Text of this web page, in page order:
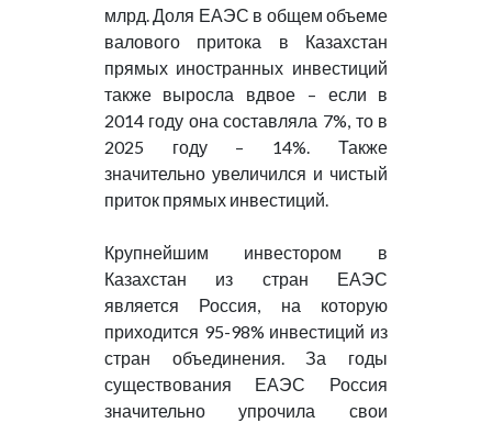
млрд. Доля ЕАЭС в общем объеме
валового притока в Казахстан
прямых иностранных инвестиций
также выросла вдвое – если в
2014 году она составляла 7%, то в
2025 году – 14%. Также
значительно увеличился и чистый
приток прямых инвестиций.
Крупнейшим инвестором в
Казахстан из стран ЕАЭС
является Россия, на которую
приходится 95-98% инвестиций из
стран объединения. За годы
существования ЕАЭС Россия
значительно упрочила свои